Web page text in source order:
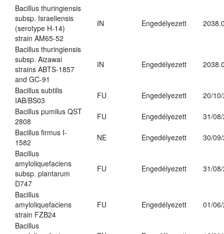
Bacillus thuringiensis
subsp. Israeliensis
(serotype H-14)
strain AM65-52
IN Engedélyezett
Bacillus thuringiensis
subsp. Aizawai
strains ABTS-1857
and GC-91
IN Engedélyezett
Bacillus subtilis
IAB/BS03
FU Engedélyezett
20/
Bacillus pumilus QST
2808
FU Engedélyezett
31/
Bacillus firmus I-
1582
NE Engedélyezett
30/
Bacillus
amyloliquefaciens
subsp. plantarum
D747
FU Engedélyezett 31/
Bacillus
amyloliquefaciens
strain FZB24
FU Engedélyezett 01/
Bacillus